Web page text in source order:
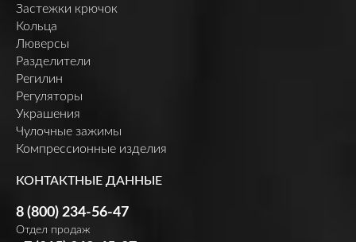
Застежки крючок
Кольца
Люверсы
Разделители
Регилин
Регуляторы
Украшения
Чулочные зажимы
Компрессионные изделия
КОНТАКТНЫЕ ДАННЫЕ
8 (800) 234-56-47
Отдел продаж